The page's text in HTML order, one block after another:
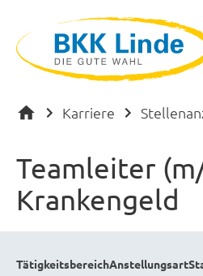
Karriere
Teamleiter
Krankengeld
TätigkeitsbereichAnstellungsart